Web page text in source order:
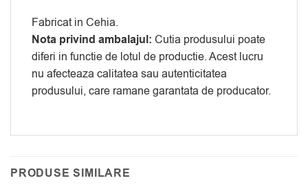
Fabricat in Cehia.
Nota privind ambalajul: Cutia produsului poate
diferi in functie de lotul de productie. Acest lucru
nu afecteaza calitatea sau autenticitatea
produsului, care ramane garantata de producator.
PRODUSE SIMILARE